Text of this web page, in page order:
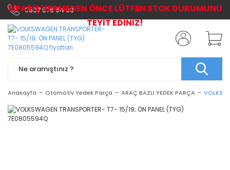
0507 576 64 03
Anasayfa Otomotiv Yedek Parça ARAÇ BAZLI YEDEK PARÇA
SİPARİŞ VERMEDEN ÖNCE LÜTFEN STOK DURUMUNU
TEYİT EDİNİZ!